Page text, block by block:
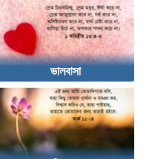
ভালবাসা